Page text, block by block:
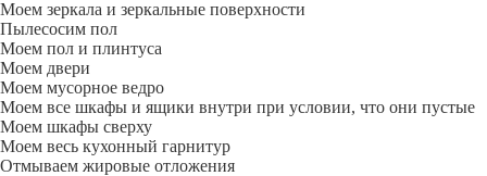
Моем зеркала и зеркальные поверхности
Пылесосим пол
Моем пол и плинтуса
Моем двери
Моем мусорное ведро
Моем все шкафы и ящики внутри при условии, что они пустые
Моем шкафы сверху
Моем весь кухонный гарнитур
Отмываем жировые отложения